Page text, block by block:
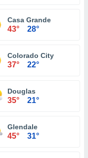
Casa Grande
43° 28°
Colorado City
37° 22°
Douglas
35° 21°
Glendale
45° 31°